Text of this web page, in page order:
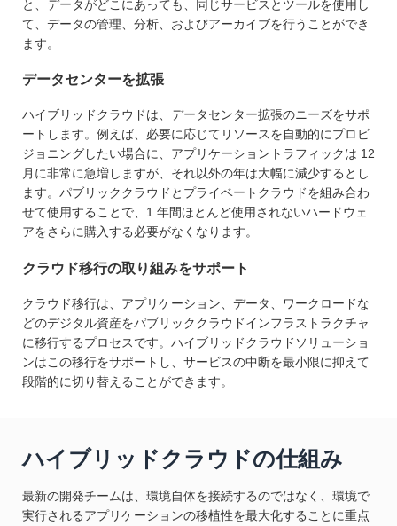
と、データがどこにあっても、同じサービスとツールを使用し
て、データの管理、分析、およびアーカイブを行うことができ
ます。
データセンターを拡張
ハイブリッドクラウドは、データセンター拡張のニーズをサポ
ートします。例えば、必要に応じてリソースを自動的にプロビ
ジョニングしたい場合に、アプリケーショントラフィックは 12
月に非常に急増しますが、それ以外の年は大幅に減少するとし
ます。パブリッククラウドとプライベートクラウドを組み合わ
せて使用することで、1 年間ほとんど使用されないハードウェ
アをさらに購入する必要がなくなります。
クラウド移行の取り組みをサポート
クラウド移行は、アプリケーション、データ、ワークロードな
どのデジタル資産をパブリッククラウドインフラストラクチャ
に移行するプロセスです。ハイブリッドクラウドソリューショ
ンはこの移行をサポートし、サービスの中断を最小限に抑えて
段階的に切り替えることができます。
ハイブリッドクラウドの仕組み
最新の開発チームは、環境自体を接続するのではなく、環境で
実行されるアプリケーションの移植性を最大化することに重点